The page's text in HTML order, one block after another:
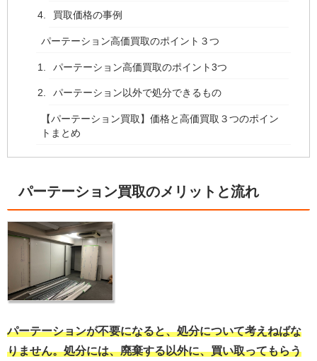
買取価格の事例
パーテーション高価買取のポイント３つ
パーテーション高価買取のポイント3つ
パーテーション以外で処分できるもの
【パーテーション買取】価格と高価買取３つのポイン
トまとめ
パーテーション買取のメリットと流れ
パーテーションが不要になると、処分について考えねばな
りません。処分には、廃棄する以外に、買い取ってもらう